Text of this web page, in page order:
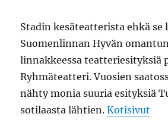
Stadin kesäteatterista ehkä se
Suomenlinnan Hyvän
linnakkeessa teatteriesityksiä
Ryhmäteatteri. Vuosien
nähty monia suuria esityksiä
sotilaasta lähtien.Kotisivut